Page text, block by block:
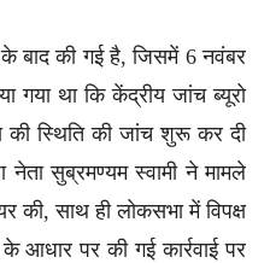
के बाद की गई है, जिसमें 6 नवंबर
गया था कि केंद्रीय जांच ब्यूरो
की स्थिति की जांच शुरू कर दी
सुब्रमण्यम स्वामी ने मामले
की, साथ ही लोकसभा में विपक्ष
पर की गई कार्रवाई पर